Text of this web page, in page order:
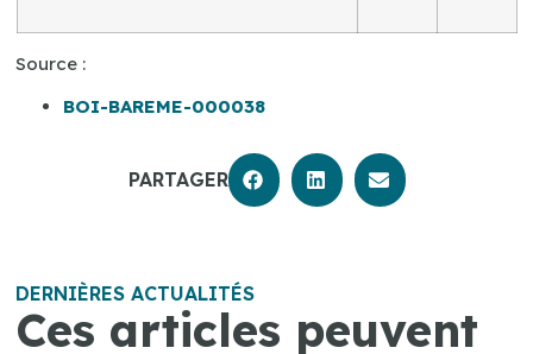
Source :
BOI-BAREME-000038
PARTAGER
DERNIÈRES ACTUALITÉS
Ces articles peuvent